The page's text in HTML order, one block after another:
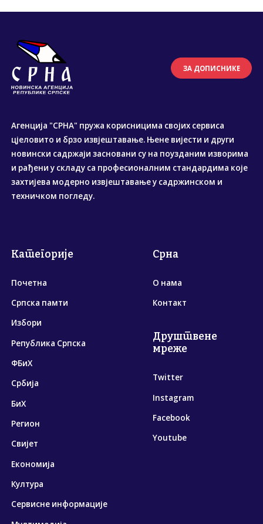
ЗА ДОПИСНИКЕ
Агенција "СРНА" пружа корисницима својих сервиса
цјеловито и брзо извјештавање. Њене вијести и други
новински садржаји засновани су на поузданим изворима
и рађени у складу са професионалним стандардима које
захтијева модерно извјештавање у садржинском и
техничком погледу.
Категорије
Почетна
Српска памти
Избори
Република Српска
ФБиХ
Србија
БиХ
Регион
Свијет
Економија
Култура
Сервисне информације
Срна
О нама
Контакт
Друштвене
мреже
Twitter
Instagram
Facebook
Youtube